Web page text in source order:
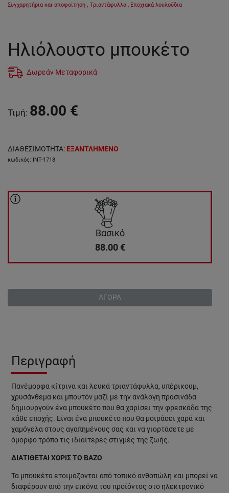
Συγχαρητήρια και αποφοίτηση , Τριαντάφυλλα , Εποχιακά λουλούδια
Ηλιόλουστο μπουκέτο
Δωρεάν Μεταφορικά
Τιμή: 88.00 €
ΔΙΑΘΕΣΙΜΟΤΗΤΑ: ΕΞΑΝΤΛΗΜΕΝΟ
κωδικός: INT-1718
Βασικό
88.00 €
ΑΓΟΡΑ
Περιγραφή
Πανέμορφα κίτρινα και λευκά τριαντάφυλλα, υπέρικουμ,
χρυσάνθεμα και μπουτόν μαζί με την ανάλογη πρασινάδα
δημιουργούν ένα μπουκέτο που θα χαρίσει την φρεσκάδα της
κάθε εποχής. Είναι ένα μπουκέτο που θα μοιράσει χαρά και
χαμόγελα στους αγαπημένους σας και να γιορτάσετε με
όμορφο τρόπο τις ιδιαίτερες στιγμές της ζωής.
ΔΙΑΤΙΘΕΤΑΙ ΧΩΡΙΣ ΤΟ ΒΑΖΟ
Τα μπουκέτα ετοιμάζονται από τοπικό ανθοπώλη και μπορεί να
διαφέρουν από την εικόνα του προϊόντος στο ηλεκτρονικό